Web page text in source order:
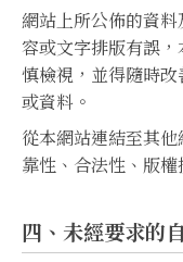
網站上所公佈的資
容或文字排版有誤
慎檢視，並得隨時
或資料。
從本網站連結至其
靠性、合法性、版
四、未經要求的